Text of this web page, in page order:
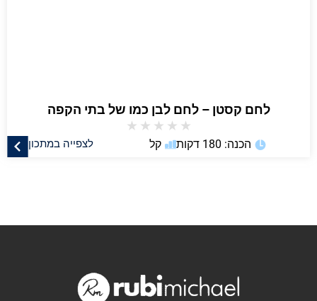
לחם קסטן – לחם לבן כמו של בתי הקפה
★
★
★
★
★
לצפייה במתכון הכנה: 180 דקות קל